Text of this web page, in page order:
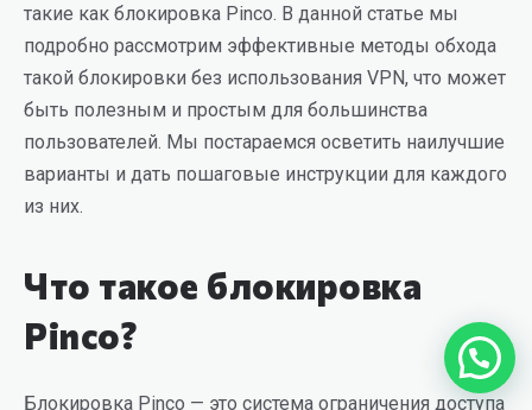
такие как блокировка Pinco. В данной статье мы
подробно рассмотрим эффективные методы обхода
такой блокировки без использования VPN, что может
быть полезным и простым для большинства
пользователей. Мы постараемся осветить наилучшие
варианты и дать пошаговые инструкции для каждого
из них.
Что такое блокировка
Pinco?
Блокировка Pinco — это система ограничения доступа